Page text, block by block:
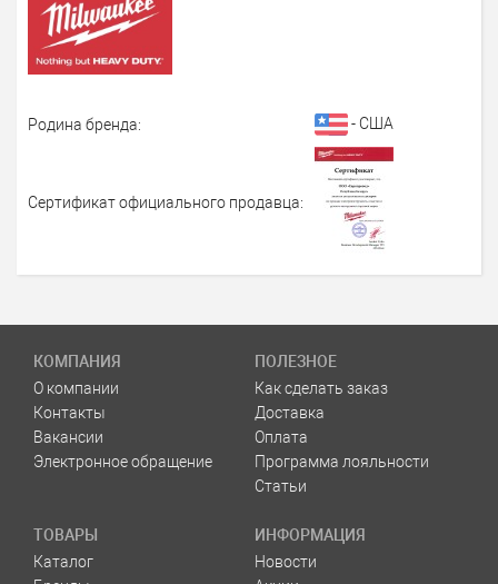
Родина бренда: - США
Сертификат официального продавца:
КОМПАНИЯ
О компании
Контакты
Вакансии
Электронное обращение
ПОЛЕЗНОЕ
Как сделать заказ
Доставка
Оплата
Программа лояльности
Статьи
ТОВАРЫ
Каталог
ИНФОРМАЦИЯ
Новости